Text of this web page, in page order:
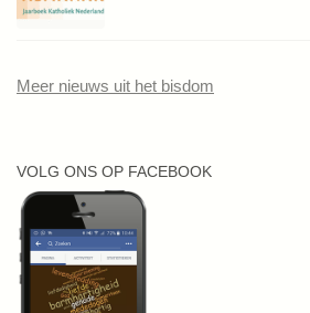
Meer nieuws uit het bisdom
VOLG ONS OP FACEBOOK